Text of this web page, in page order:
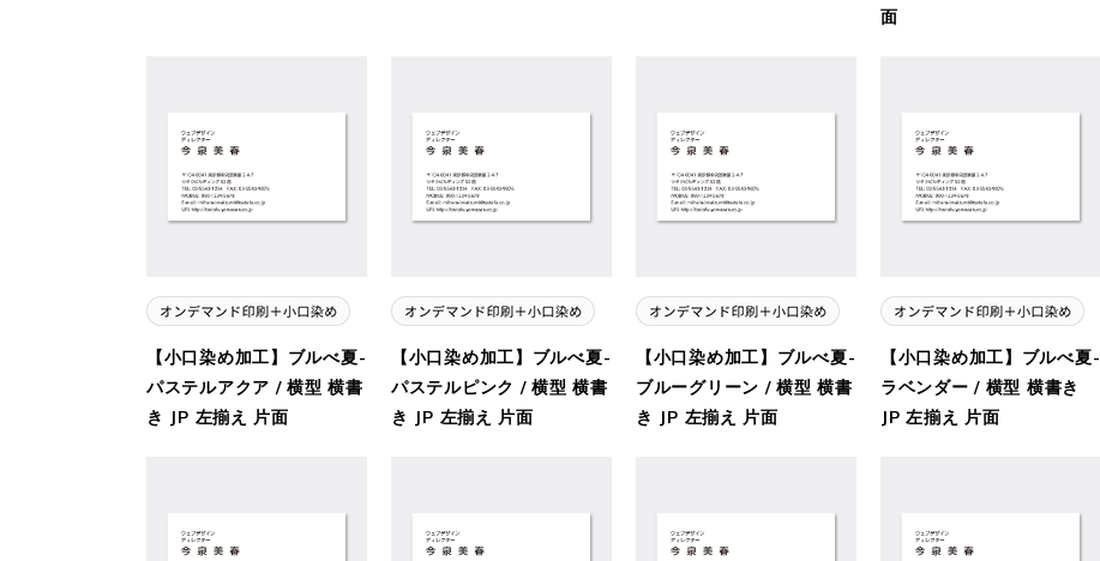
面
【小口染め加工】ブルべ夏-
パステルアクア / 横型 横書
き JP 左揃え 片面
【小口染め加工】ブルべ夏-
パステルピンク / 横型 横書
き JP 左揃え 片面
【小口染め加工】ブルべ夏-
ブルーグリーン / 横型 横書
き JP 左揃え 片面
【小口染め加工】ブルべ夏-
ラベンダー / 横型 横書き
JP 左揃え 片面